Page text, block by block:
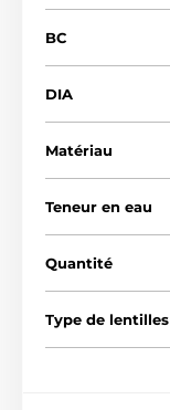
BC
DIA
Matériau
Teneur en eau
Quantité
Type de lentilles